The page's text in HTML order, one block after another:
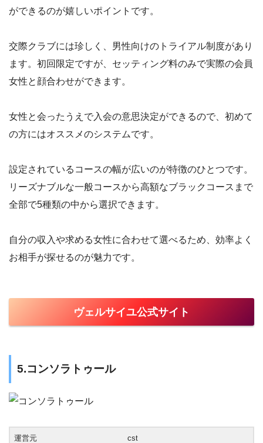
ができるのが嬉しいポイントです。
交際クラブには珍しく、男性向けのトライアル制度があり
ます。初回限定ですが、セッティング料のみで実際の会員
女性と顔合わせができます。
女性と会ったうえで入会の意思決定ができるので、初めて
の方にはオススメのシステムです。
設定されているコースの幅が広いのが特徴のひとつです。
リーズナブルな一般コースから高額なブラックコースまで
全部で5種類の中から選択できます。
自分の収入や求める女性に合わせて選べるため、効率よく
お相手が探せるのが魅力です。
ヴェルサイユ公式サイト
5.コンソラトゥール
運営元 cst